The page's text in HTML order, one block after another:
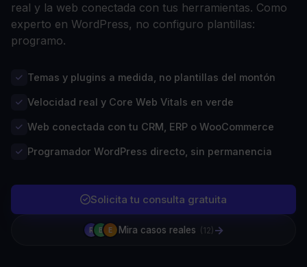
real y la web conectada con tus herramientas. Como
experto en WordPress, no configuro plantillas:
programo.
Temas y plugins a medida, no plantillas del montón
Velocidad real y Core Web Vitals en verde
Web conectada con tu CRM, ERP o WooCommerce
Programador WordPress directo, sin permanencia
Solicita tu consulta gratuita
R B E Mira casos reales (12) →